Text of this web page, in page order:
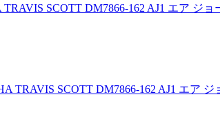
SCOTT DM7866-162 AJ1 エア ジ